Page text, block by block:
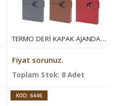
TERMO DERI KAPAK AJANDA (17 X 24 CM)
Fiyat sorunuz.
Toplam Stok: 8 Adet
KOD: 6446